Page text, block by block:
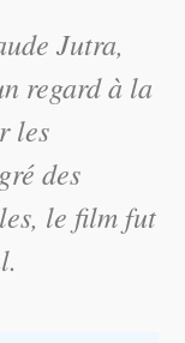
Jutra,
regard à la
les
des
le film fut